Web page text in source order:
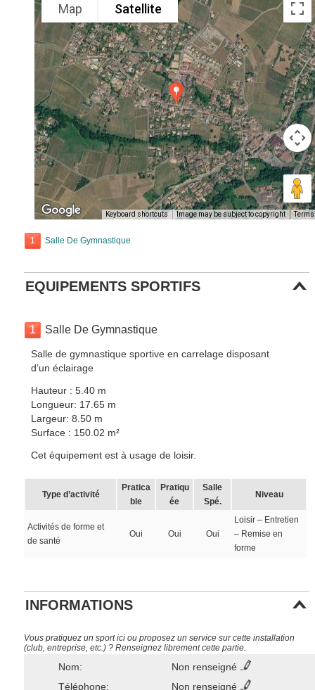
Map Satellite
Keyboard shortcuts Image may be subject to copyright Terms
1 Salle De Gymnastique
EQUIPEMENTS SPORTIFS
1 Salle De Gymnastique
Salle de gymnastique sportive en carrelage disposant
d’un éclairage
Hauteur : 5.40 m
Longueur: 17.65 m
Largeur: 8.50 m
Surface : 150.02 m²
Cet équipement est à usage de loisir.
Type d’activité
Pratica
ble
Pratiqu
ée
Salle
Spé.
Niveau
Activités de forme et
de santé
Oui Oui Oui
Loisir – Entretien
– Remise en
forme
INFORMATIONS
Vous pratiquez un sport ici ou proposez un service sur cette installation
(club, entreprise, etc.) ? Renseignez librement cette partie.
Nom:
Non renseigné
Téléphone:
Non renseigné